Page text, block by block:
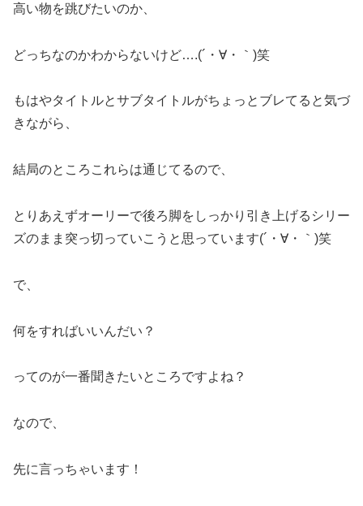
高い物を跳びたいのか、
どっちなのかわからないけど….(´・∀・｀)笑
もはやタイトルとサブタイトルがちょっとブレてると気づ
きながら、
結局のところこれらは通じてるので、
とりあえずオーリーで後ろ脚をしっかり引き上げるシリー
ズのまま突っ切っていこうと思っています(´・∀・｀)笑
で、
何をすればいいんだい？
ってのが一番聞きたいところですよね？
なので、
先に言っちゃいます！